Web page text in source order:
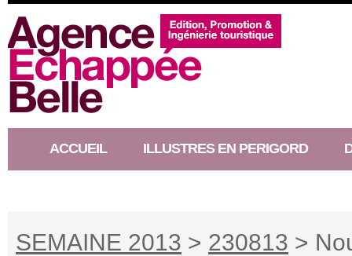
ACCUEIL ILLUSTRES EN PERIGORD
SEMAINE 2013 > 230813 >